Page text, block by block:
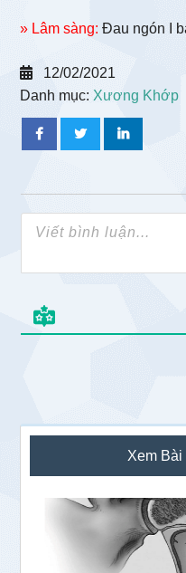
» Lâm sàng: Đau ngón I
12/02/2021
Danh mục:Xương Khớp
Sidebar
chính
Xem Bài